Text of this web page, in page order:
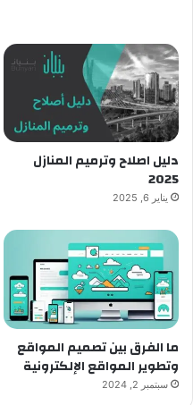
دليل اصلاح وترميم المنازل
2025
يناير 6, 2025
ما الفرق بين تصميم المواقع
وتطوير المواقع الإلكترونية
سبتمبر 2, 2024